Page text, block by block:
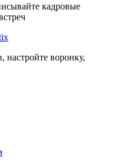
кадровые
настройте воронку,